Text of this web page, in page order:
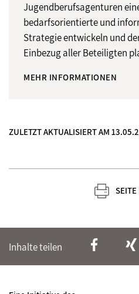
Jugendberufsagenturen
bedarfsorientierte und
Strategie entwickeln und
Einbezug aller Beteiligten
MEHR INFORMATIONEN
ZULETZT AKTUALISIERT AM
Inhalte teilen